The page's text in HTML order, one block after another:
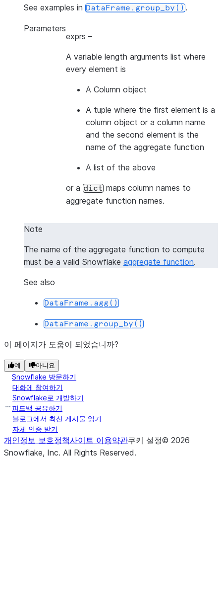
See examples in DataFrame.group_by().
Parameters
exprs –
A variable length arguments list where
every element is
A Column object
A tuple where the first element is a
column object or a column name
and the second element is the
name of the aggregate function
A list of the above
or a dict maps column names to
aggregate function names.
Note
The name of the aggregate function to compute
must be a valid Snowflake aggregate function.
See also
DataFrame.agg()
DataFrame.group_by()
이 페이지가 도움이 되었습니까?
예 아니요
Snowflake 방문하기
대화에 참여하기
Snowflake로 개발하기
피드백 공유하기
블로그에서 최신 게시물 읽기
자체 인증 받기
개인정보 보호정책사이트 이용약관쿠키 설정© 2026
Snowflake, Inc. All Rights Reserved.